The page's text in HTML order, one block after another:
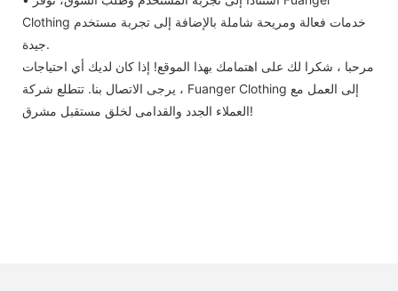
Clothing خدمات فعالة ومريحة شاملة بالإضافة إلى تجربة مستخدم
جيدة.
مرحبا ، شكرا لك على اهتمامك بهذا الموقع! إذا كان لديك أي احتياجات
، يرجى الاتصال بنا. تتطلع شركة Fuanger Clothing إلى العمل مع
العملاء الجدد والقدامى لخلق مستقبل مشرق!